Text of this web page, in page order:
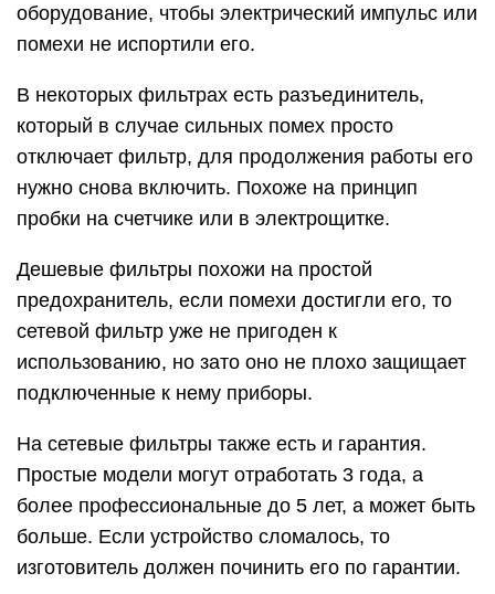
оборудование, чтобы электрический импульс или
помехи не испортили его.
В некоторых фильтрах есть разъединитель,
который в случае сильных помех просто
отключает фильтр, для продолжения работы его
нужно снова включить. Похоже на принцип
пробки на счетчике или в электрощитке.
Дешевые фильтры похожи на простой
предохранитель, если помехи достигли его, то
сетевой фильтр уже не пригоден к
использованию, но зато оно не плохо защищает
подключенные к нему приборы.
На сетевые фильтры также есть и гарантия.
Простые модели могут отработать 3 года, а
более профессиональные до 5 лет, а может быть
больше. Если устройство сломалось, то
изготовитель должен починить его по гарантии.